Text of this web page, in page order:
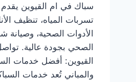
سباك في ام القيوين
تسربات المياه، تنظيف
الأدوات الصحية،
الصحي بجودة عالية.
القيوين: أفضل خدمات
والمباني تُعد خدمات